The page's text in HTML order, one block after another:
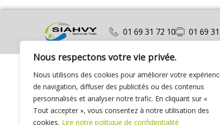
Nous respectons votre vie privée.
Nous utilisons des cookies pour améliorer votre
de navigation, diffuser des publicités ou des contenus
personnalisés et analyser notre trafic. En cliquant sur «
Tout accepter », vous consentez à notre utilisation des
cookies. Lire notre politique de confidentialité
01 69 31 72 10 01 69